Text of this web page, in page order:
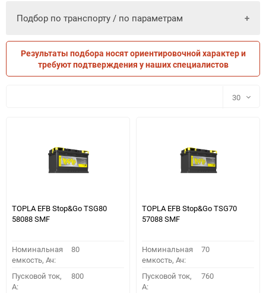
Подбор по транспорту / по параметрам
ПО ТРАНСПОРТУ ПО ПАРАМЕТРАМ
Результаты подбора носят ориентировочной характер и
требуют подтверждения у наших специалистов
30
TOPLA EFB Stop&Go TSG80
58088 SMF
Номинальная
емкость, Ач:
80
Пусковой ток,
A:
800
TOPLA EFB Stop&Go TSG70
57088 SMF
Номинальная
емкость, Ач:
70
Пусковой ток,
A:
760